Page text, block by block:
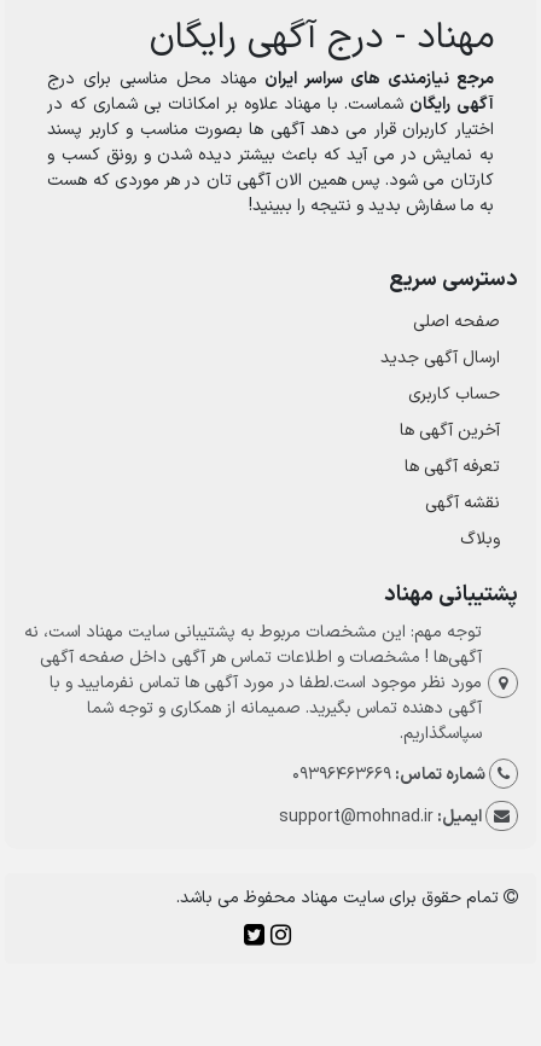
مهناد - درج آگهی رایگان
مرجع نیازمندی های سراسر ایران مهناد محل مناسبی برای درج
آگهی رایگان شماست. با مهناد علاوه بر امکانات بی شماری که در
اختیار کاربران قرار می دهد آگهی ها بصورت مناسب و کاربر پسند
به نمایش در می آید که باعث بیشتر دیده شدن و رونق کسب و
کارتان می شود. پس همین الان آگهی تان در هر موردی که هست
به ما سفارش بدید و نتیجه را ببینید!
دسترسی سریع
صفحه اصلی
ارسال‌ آگهی جدید
حساب کاربری
آخرین آگهی ها
تعرفه آگهی ها
نقشه آگهی
وبلاگ
پشتیبانی مهناد
توجه مهم: این مشخصات مربوط به پشتیبانی سایت مهناد است، نه
آگهی‌ها ! مشخصات و اطلاعات تماس هر آگهی داخل صفحه آگهی
مورد نظر موجود است.لطفا در مورد آگهی ها تماس نفرمایید و با
آگهی دهنده تماس بگیرید. صمیمانه از همکاری و توجه شما
سپاسگذاریم.
شماره تماس:09396463669
ایمیل:support@mohnad.ir
تمام حقوق برای سایت مهناد محفوظ می باشد.